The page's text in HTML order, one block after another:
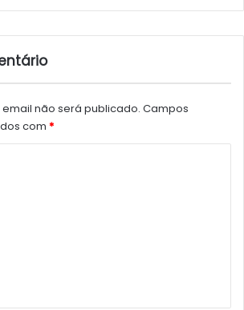
não será publicado. Campos
com *